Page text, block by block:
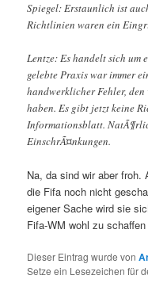
Spiegel: Erstaunlich ist
Richtlinien waren ein
Lentze: Es handelt sich um
gelebte Praxis war immer
handwerklicher Fehler,
haben. Es gibt jetzt keine
Informationsblatt.
EinschrÃ¤nkungen.
Na, da sind wir aber
die Fifa noch nicht
eigener Sache wird sie
Fifa-WM wohl zu
Dieser Eintrag wurde von
Setze ein Lesezeichen für